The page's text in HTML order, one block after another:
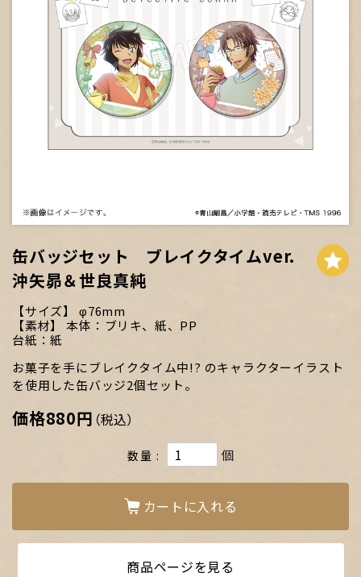
缶バッジセット ブレイクタイムver.
沖矢昴＆世良真純
サイズ
φ76mm
素材
本体：ブリキ、紙、PP
台紙：紙
お菓子を手にブレイクタイム中!? のキャラクターイラスト
を使用した缶バッジ2個セット。
価格880円 （税込）
数量 個
カートに入れる
商品ページを見る